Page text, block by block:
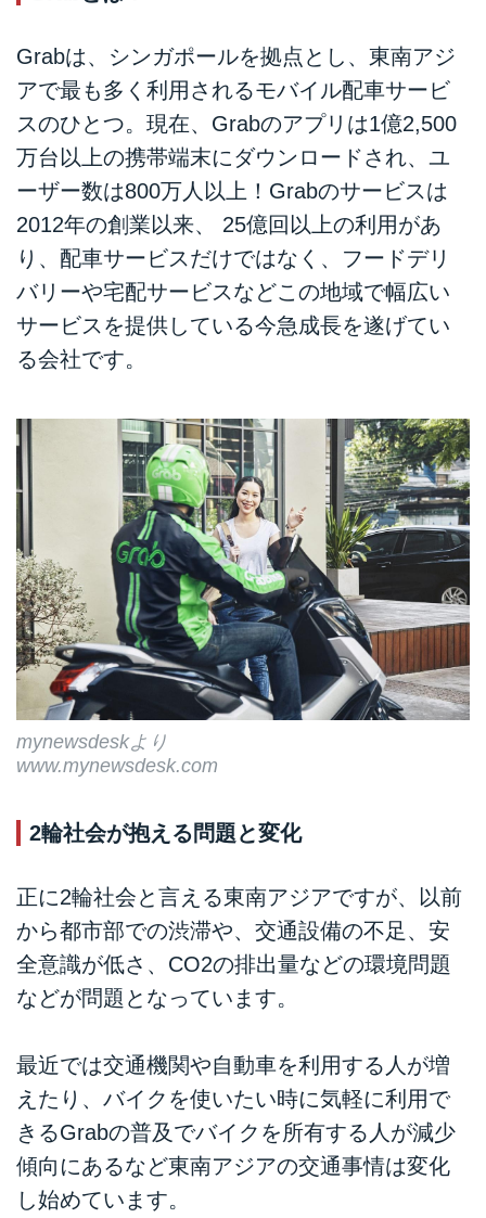
Grabは、シンガポールを拠点とし、東南アジ
アで最も多く利用されるモバイル配車サービ
スのひとつ。現在、Grabのアプリは1億2,500
万台以上の携帯端末にダウンロードされ、ユ
ーザー数は800万人以上！Grabのサービスは
2012年の創業以来、 25億回以上の利用があ
り、配車サービスだけではなく、フードデリ
バリーや宅配サービスなどこの地域で幅広い
サービスを提供している今急成長を遂げてい
る会社です。
mynewsdeskより
www.mynewsdesk.com
2輪社会が抱える問題と変化
正に2輪社会と言える東南アジアですが、以前
から都市部での渋滞や、交通設備の不足、安
全意識が低さ、CO2の排出量などの環境問題
などが問題となっています。
最近では交通機関や自動車を利用する人が増
えたり、バイクを使いたい時に気軽に利用で
きるGrabの普及でバイクを所有する人が減少
傾向にあるなど東南アジアの交通事情は変化
し始めています。